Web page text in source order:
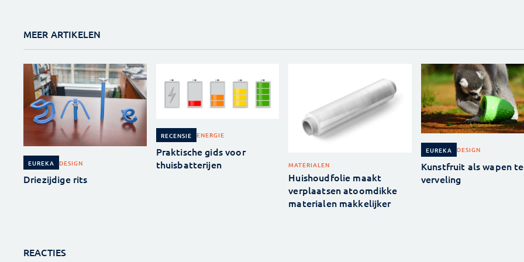
MEER ARTIKELEN
EUREKA DESIGN
Driezijdige rits
RECENSIE ENERGIE
Praktische gids voor
thuisbatterijen
MATERIALEN
Huishoudfolie maakt
verplaatsen atoomdikke
materialen makkelijker
EUREKA DESIGN
Kunstfruit als wapen
verveling
REACTIES